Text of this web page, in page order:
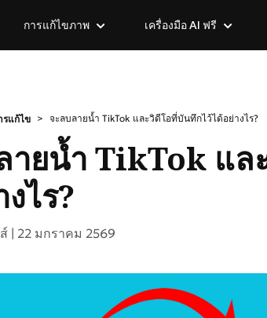
การแก้ไขภาพ
ปลี่ยนพื้นหลังรูปภาพ
บลอพื้นหลัง
ไขเป็นชุด
งลบพื้นหลัง
บีบอัดรูปภาพ
JPG เป็น PNG
WEBP เป็น PNG
เครื่องมือ AI ฟรี
วขยายภาพ AI
ครื่องเปลี่ยนเสื้อผ้า AI
รื่องกำเนิดฟิกเกอร์แอคชั่น Al
รื่องกำเนิดอัลโกสต์เฟซ
AI รีทัชภาพบุคคล
รแก้ไข > จะลบลายน้ำ TikTok และวิดีโอที่บันทึกไว้ได้อย่างไร?
ายน้ำ TikTok แล
ไร?
| 22 มกราคม 2569